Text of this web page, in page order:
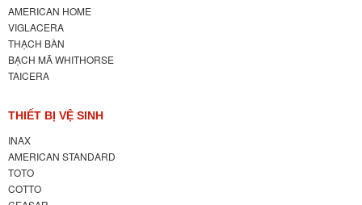
AMERICAN HOME
VIGLACERA
THẠCH BÀN
BẠCH MÃ WHITHORSE
TAICERA
THIẾT BỊ VỆ SINH
INAX
AMERICAN STANDARD
TOTO
COTTO